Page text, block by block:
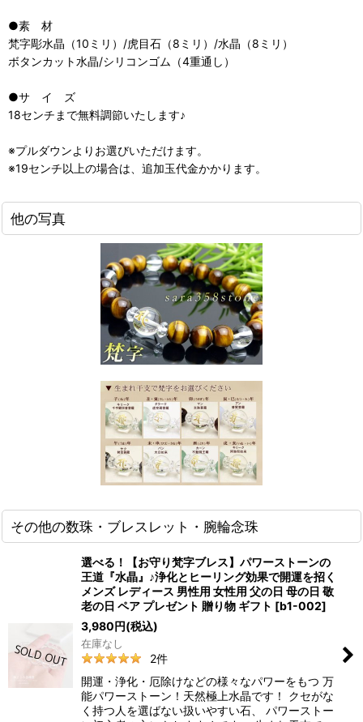
●素 材
梵字彫水晶（10ミリ）/虎目石（8ミリ）/水晶（8ミリ）
ボタンカット水晶/シリコンゴム（4重通し）
●サ イ ズ
18センチまで無料調節いたします♪
※プルダウンよりお選びいただけます。
※19センチ以上の場合は、追加玉代金かかります。
他の写真
その他の数珠・ブレスレット・腕輪念珠
選べる！【お守り梵字ブレス】パワーストーンの
王道『水晶』♪浄化とヒーリング効果で開運を招く
メンズ レディース 男性用 女性用 父の日 母の日 敬
老の日 ペア プレゼント 贈り物 ギフト [b1-002]
3,980円(税込)
在庫なし
2件
開運・浄化・厄除けなどの様々なパワーをもつ 万
能パワーストーン！天然極上水晶です！ クセがな
く持つ人を選ばない扱いやすい石、 パワーストー